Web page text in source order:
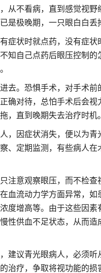
从不看病，直到感觉视野
是极晚期，一只眼白白丢
症状时就点药，没有症状
知自己点药后眼压控制的
去。恐惧手术，对手术前
确对待，总怕手术后会视
，直到晚期失去治疗时机。
，因症状消失，便以为青
、定期监测，有些病人在
注意观察眼压，而不检查
血流动力学方面异常，如
度增高等。由于这些因素
性供血不足状态，从而造
建议青光眼病人，必须听
治疗，争取将视功能的损